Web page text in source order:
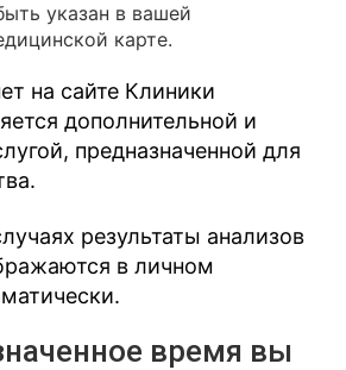
указан в вашей
карте.
на сайте Клиники
дополнительной и
предназначенной для
результаты анализов
в личном
время вы